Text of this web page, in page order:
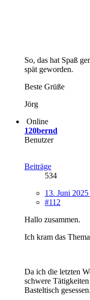
So, das hat Spaß
spät geworden.
Beste Grüße
Jörg
Online
120bernd
Benutzer
Beiträge
534
13. Juni
#112
Hallo zusammen.
Ich kram das
Da ich die letzten
schwere
Basteltisch gesessen.